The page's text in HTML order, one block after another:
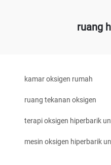
ruang
kamar oksigen rumah
ruang tekanan oksigen
terapi oksigen hiperbarik
mesin oksigen hiperbarik